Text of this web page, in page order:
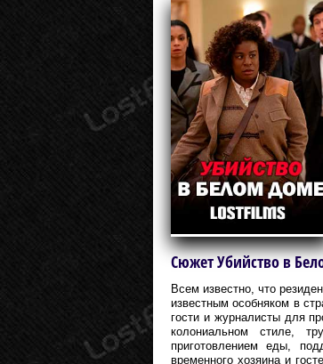
Сюжет Убийство в
Всем известно, что
известным особняком в
гости и журналисты для
колониальном стиле,
приготовлением еды,
временного хозяина и